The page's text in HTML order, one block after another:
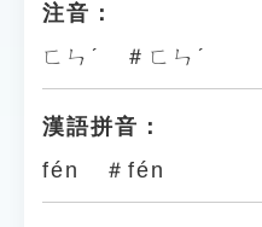
注音：
ㄈㄣˊ ＃ㄈㄣˊ
漢語拼音：
fén ＃fén